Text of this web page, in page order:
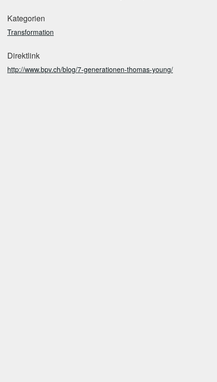
Kategorien
Transformation
Direktlink
http://www.bpv.ch/blog/7-generationen-thomas-young/